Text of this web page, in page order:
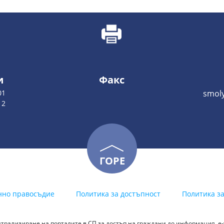
Факс
ГОРЕ
правосъдие Политика за достъпност Политика